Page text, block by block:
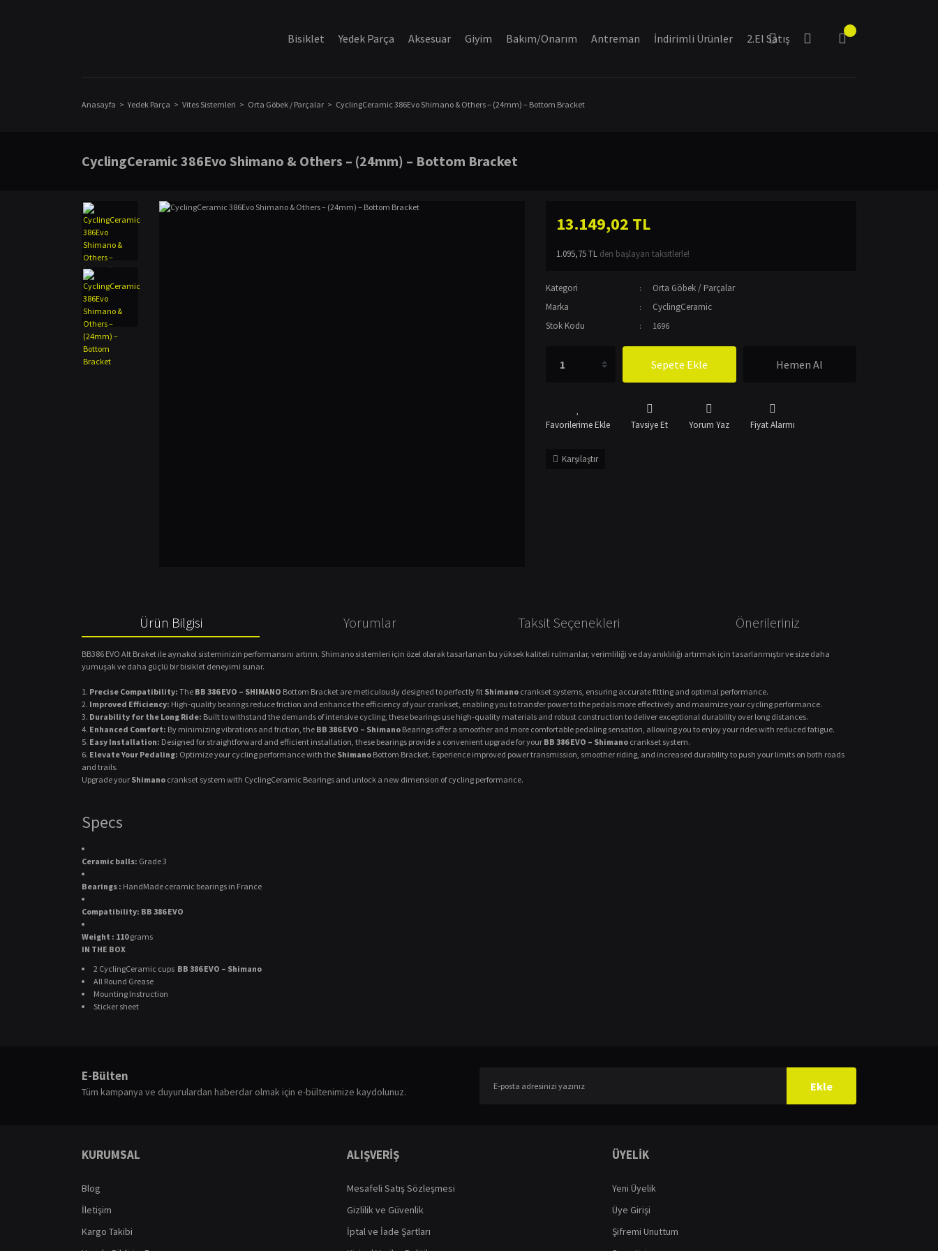
Bisiklet Yedek Parça Aksesuar Giyim Bakım/Onarım Antreman İndirimli Ürünler 2.El Satış
Anasayfa Yedek Parça Vites Sistemleri Orta Göbek / Parçalar CyclingCeramic 386Evo Shimano & Others – (24mm) – Bottom Bracket
CyclingCeramic 386Evo Shimano & Others – (24mm) – Bottom Bracket
13.149,02 TL
1.095,75 TL den başlayan taksitlerle!
Kategori
Orta Göbek / Parçalar
Marka
CyclingCeramic
Stok Kodu
1696
Sepete Ekle Hemen Al
Tavsiye Et Yorum Yaz Fiyat Alarmı
Karşılaştır
Ürün Bilgisi Yorumlar Taksit Seçenekleri Önerileriniz
BB386 EVO Alt Braket ile aynakol sisteminizin performansını artırın. Shimano sistemleri için özel olarak tasarlanan bu yüksek kaliteli rulmanlar, verimliliği ve dayanıklılığı artırmak için tasarlanmıştır ve size daha
yumuşak ve daha güçlü bir bisiklet deneyimi sunar.
Precise Compatibility: The BB 386 EVO – SHIMANO Bottom Bracket are meticulously designed to perfectly fit Shimano crankset systems, ensuring accurate fitting and optimal performance.
Improved Efficiency: High-quality bearings reduce friction and enhance the efficiency of your crankset, enabling you to transfer power to the pedals more effectively and maximize your cycling performance.
Durability for the Long Ride: Built to withstand the demands of intensive cycling, these bearings use high-quality materials and robust construction to deliver exceptional durability over long distances.
Enhanced Comfort: By minimizing vibrations and friction, the BB 386 EVO – Shimano Bearings offer a smoother and more comfortable pedaling sensation, allowing you to enjoy your rides with reduced fatigue.
Easy Installation: Designed for straightforward and efficient installation, these bearings provide a convenient upgrade for your BB 386 EVO – Shimano crankset system.
Elevate Your Pedaling: Optimize your cycling performance with the Shimano Bottom Bracket. Experience improved power transmission, smoother riding, and increased durability to push your limits on both roads
and trails.
Upgrade your Shimano crankset system with CyclingCeramic Bearings and unlock a new dimension of cycling performance.
Specs
Ceramic balls: Grade 3
Bearings : HandMade ceramic bearings in France
Compatibility: BB 386 EVO
Weight : 110grams
IN THE BOX
2 CyclingCeramic cups BB 386 EVO – Shimano
All Round Grease
Mounting Instruction
Sticker sheet
Ürün resmi kalitesiz, bozuk veya görüntülenemiyor.
Ürün fiyatı diğer sitelerden daha pahalı.
E-Bülten
Tüm kampanya ve duyurulardan haberdar olmak için e-bültenimize kaydolunuz. Ekle
KURUMSAL
Blog
İletişim
Kargo Takibi
ALIŞVERİŞ
Mesafeli Satış Sözleşmesi
Gizlilik ve Güvenlik
İptal ve İade Şartları
ÜYELİK
Yeni Üyelik
Üye Girişi
Şifremi Unuttum